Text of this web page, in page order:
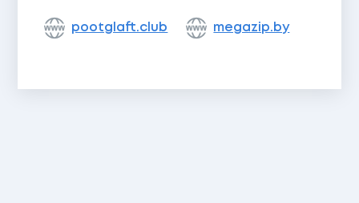
pootglaft.club megazip.by